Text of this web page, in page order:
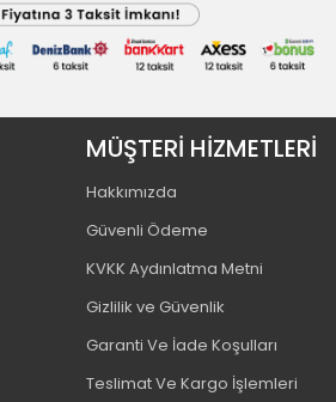
MÜŞTERİ HİZMETLERİ
Hakkımızda
Güvenli Ödeme
KVKK Aydınlatma Metni
Gizlilik ve Güvenlik
Garanti Ve İade Koşulları
Teslimat Ve Kargo İşlemleri